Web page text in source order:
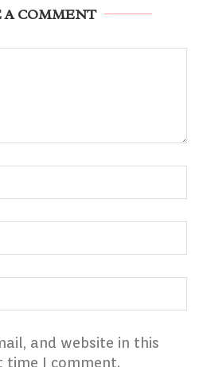
A COMMENT
and website in this
time I comment.